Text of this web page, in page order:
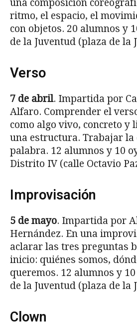
una composición
ritmo, el espacio, el
con objetos. 20 alumnos y
de la Juventud (plaza de la
Verso
7 de abril. Impartida por
Alfaro. Comprender el
como algo vivo, concreto y
una estructura. Trabajar la
palabra. 12 alumnos y 10
Distrito IV (calle Octavio
Improvisación
5 de mayo. Impartida por
Hernández. En una
aclarar las tres preguntas
inicio: quiénes somos,
queremos. 12 alumnos y 10
de la Juventud (plaza de la
Clown